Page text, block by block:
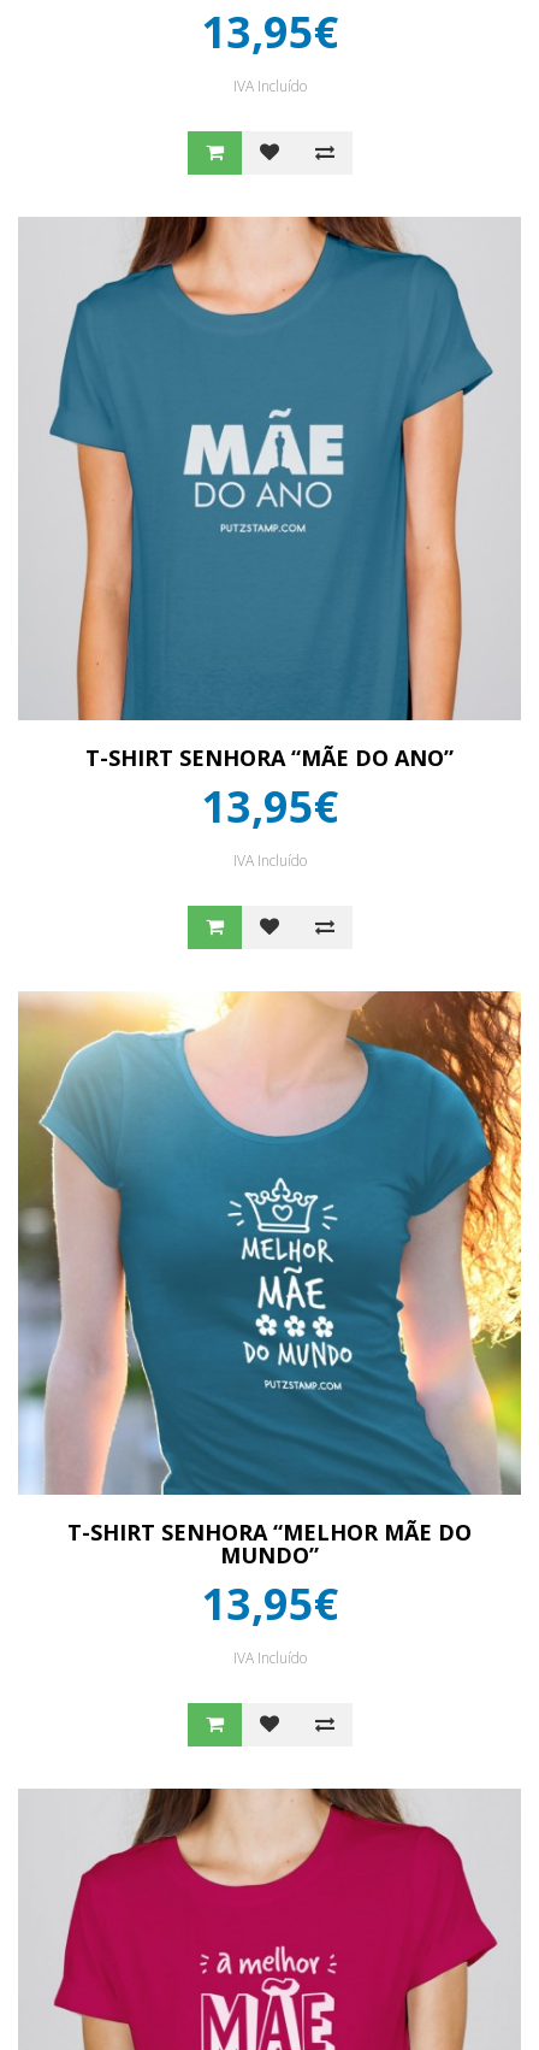
13,95€
IVA Incluído
T-SHIRT SENHORA “MÃE DO ANO”
13,95€
IVA Incluído
T-SHIRT SENHORA “MELHOR MÃE DO
MUNDO”
13,95€
IVA Incluído